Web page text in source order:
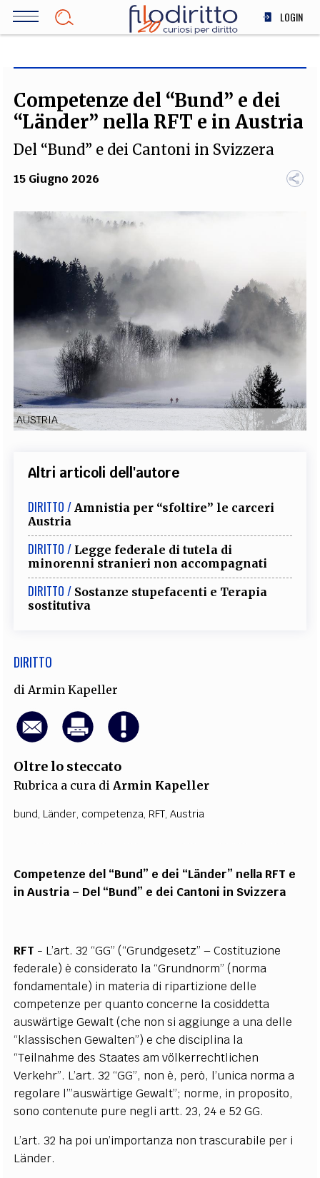
Salta
LOGIN
SOCIETÀ
MEDICINA
STORIA E FILOSOFIA
TEAM
REDAZIONE COMITATO SCIENTIFICO AUTORI CURATORI
FOTOGRAFI
COLLABORA CON NOI
EXTRA
RUBRICHE LIBRI PROCEEDINGS PUBBLICITÀ CONTATTI
SOCIAL MEDIA
Competenze del “Bund” e dei
“Länder” nella RFT e in Austria
Del “Bund” e dei Cantoni in Svizzera
15 Giugno 2026
AUSTRIA
Altri articoli dell'autore
DIRITTO / Amnistia per “sfoltire” le carceri
Austria
DIRITTO / Legge federale di tutela di
minorenni stranieri non accompagnati
DIRITTO / Sostanze stupefacenti e Terapia
sostitutiva
DIRITTO
di Armin Kapeller
Oltre lo steccato
Rubrica a cura di Armin Kapeller
bund, Länder, competenza, RFT,Austria
Competenze del “Bund” e dei “Länder” nella RFT e
in Austria – Del “Bund” e dei Cantoni in Svizzera
RFT - L’art. 32 “GG” (“Grundgesetz” – Costituzione
federale) è considerato la “Grundnorm” (norma
fondamentale) in materia di ripartizione delle
competenze per quanto concerne la cosiddetta
auswärtige Gewalt (che non si aggiunge a una delle
“klassischen Gewalten”) e che disciplina la
“Teilnahme des Staates am völkerrechtlichen
Verkehr”. L’art. 32 “GG”, non è, però, l’unica norma a
regolare l’”auswärtige Gewalt”; norme, in proposito,
sono contenute pure negli artt. 23, 24 e 52 GG.
L’art. 32 ha poi un’importanza non trascurabile per i
Länder.